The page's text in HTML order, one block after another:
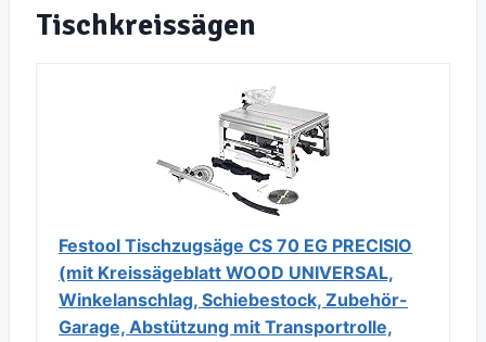
Tischkreissägen
Festool Tischzugsäge CS 70 EG PRECISIO
(mit Kreissägeblatt WOOD UNIVERSAL,
Winkelanschlag, Schiebestock, Zubehör-
Garage, Abstützung mit Transportrolle,